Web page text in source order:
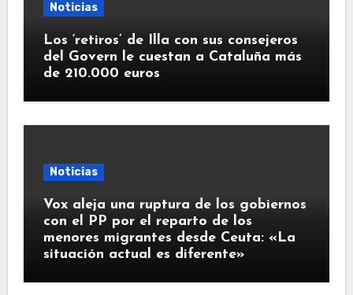
Noticias
Los ‘retiros’ de Illa con sus consejeros
del Govern le cuestan a Cataluña más
de 210.000 euros
Noticias
Vox aleja una ruptura de los gobiernos
con el PP por el reparto de los
menores migrantes desde Ceuta: «La
situación actual es diferente»